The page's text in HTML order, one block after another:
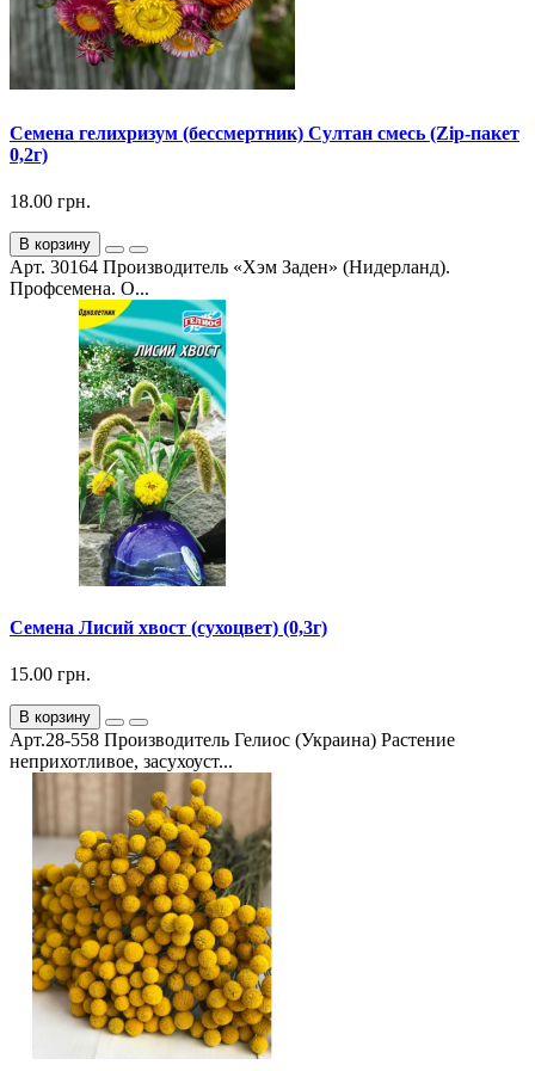
Семена гелихризум (бессмертник) Султан смесь (Zip-пакет
0,2г)
18.00 грн.
В корзину
Арт. 30164 Производитель «Хэм Заден» (Нидерланд).
Профсемена. О...
Семена Лисий хвост (сухоцвет) (0,3г)
15.00 грн.
В корзину
Арт.28-558 Производитель Гелиос (Украина) Растение
неприхотливое, засухоуст...